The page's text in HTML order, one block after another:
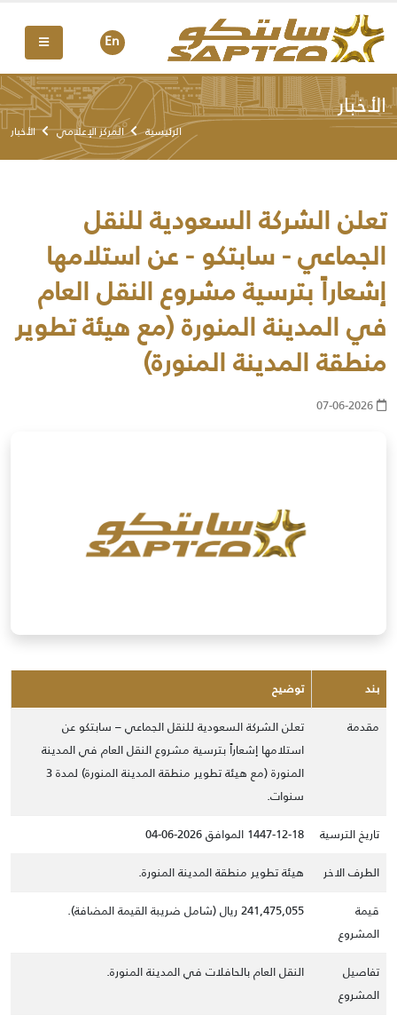
En
الأخبار
الرئيسية المركز الإعلامي الأخبار
تعلن الشركة السعودية للنقل
الجماعي - سابتكو - عن استلامها
إشعاراً بترسية مشروع النقل العام
في المدينة المنورة (مع هيئة تطوير
منطقة المدينة المنورة)
بند توضيح
مقدمة
تعلن الشركة السعودية للنقل الجماعي – سابتكو عن
استلامها إشعاراً بترسية مشروع النقل العام في المدينة
المنورة (مع هيئة تطوير منطقة المدينة المنورة) لمدة 3
سنوات.
تاريخ الترسية 1447-12-18 الموافق 2026-06-04
الطرف الاخر هيئة تطوير منطقة المدينة المنورة.
قيمة
المشروع
241,475,055 ريال (شامل ضريبة القيمة المضافة).
تفاصيل
المشروع
النقل العام بالحافلات في المدينة المنورة.